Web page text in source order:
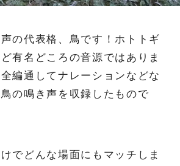
の代表格、鳥です！ホトトギ
有名どころの音源ではありま
編通してナレーションなどな
の鳴き声を収録したもので
でどんな場面にもマッチしま